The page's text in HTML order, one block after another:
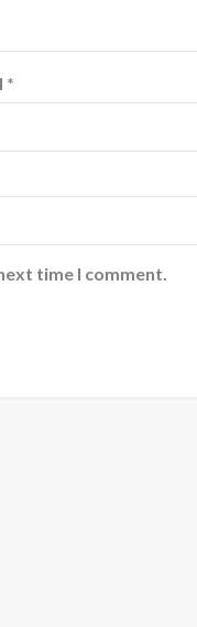
*
time I comment.
सफलता
नालंदा जिले की वेना थाना
हुए...